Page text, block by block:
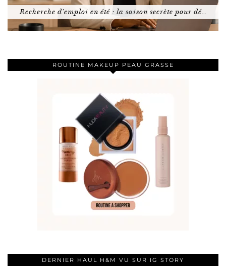
Recherche d’emploi en été : la saison secrète pour dé…
ROUTINE MAKEUP PEAU GRASSE
DERNIER HAUL H&M VU SUR IG STORY